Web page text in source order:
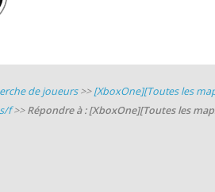
de joueurs>>[XboxOne][Toutes les
f>>Répondre à : [XboxOne][Toutes les